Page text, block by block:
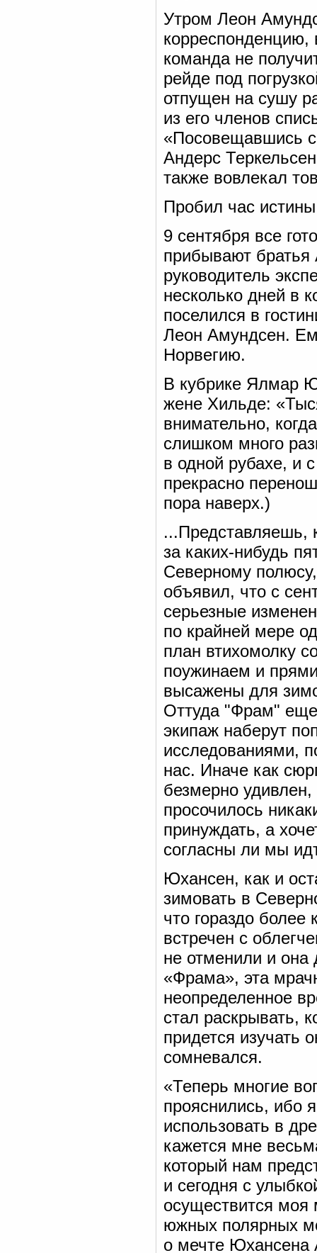
Утром Леон
корреспонденцию,
команда не
рейде под
отпущен на сушу
из его членов
«Посовещавшись
Андерс
также вовлекал
Пробил час
9 сентября все
прибывают
руководитель
несколько дней в
поселился в
Леон Амундсен.
Норвегию.
В кубрике Ялмар
жене Хильде:
внимательно,
слишком много
в одной рубахе, и
прекрасно
пора наверх.)
...Представляешь,
за каких-нибудь
Северному
объявил, что с
серьезные
по крайней мере
план втихомолку
поужинаем и
высажены для
Оттуда "Фрам"
экипаж наберут
исследованиями,
нас. Иначе как
безмерно удивлен,
просочилось
принуждать, а
согласны ли мы
Юхансен, как и
зимовать в
что гораздо
встречен с
не отменили и она
«Фрама», эта
неопределенное
стал раскрывать,
придется изучать
сомневался.
«Теперь многие
прояснились, ибо
использовать в
кажется мне
который нам
и сегодня с
осуществится
южных полярных
о мечте Юхансена